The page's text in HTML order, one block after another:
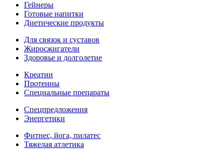
Гейнеры
Готовые напитки
Диетические продукты
Для связок и суставов
Жиросжигатели
Здоровье и долголетие
Креатин
Протеины
Специальные препараты
Спецпредложения
Энергетики
Фитнес, йога, пилатес
Тяжелая атлетика